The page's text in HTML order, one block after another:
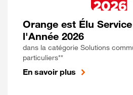
Orange est Élu
l'Année 2026
dans la catégorie Solutions
particuliers**
En savoir plus